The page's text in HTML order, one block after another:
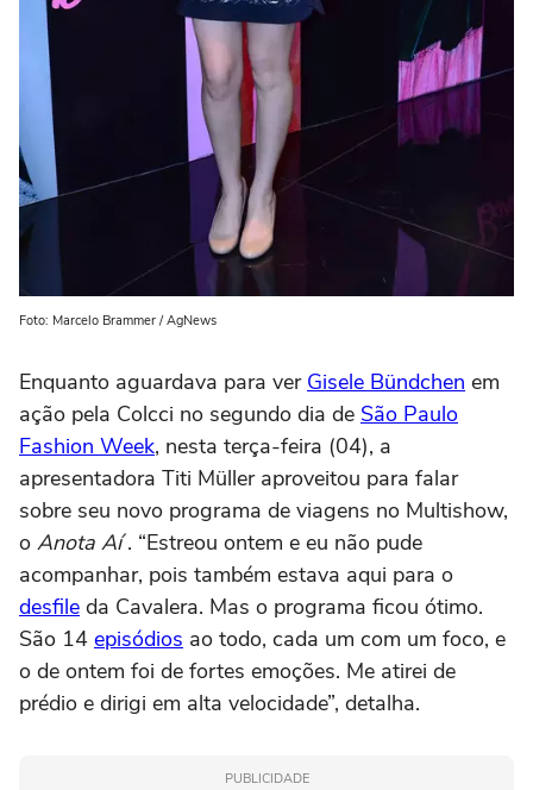
Foto: Marcelo Brammer / AgNews
Enquanto aguardava para ver Gisele Bündchen em
ação pela Colcci no segundo dia de São Paulo
Fashion Week, nesta terça-feira (04), a
apresentadora Titi Müller aproveitou para falar
sobre seu novo programa de viagens no Multishow,
o Anota Aí. “Estreou ontem e eu não pude
acompanhar, pois também estava aqui para o
desfile da Cavalera. Mas o programa ficou ótimo.
São 14 episódios ao todo, cada um com um foco, e
o de ontem foi de fortes emoções. Me atirei de
prédio e dirigi em alta velocidade”, detalha.
PUBLICIDADE